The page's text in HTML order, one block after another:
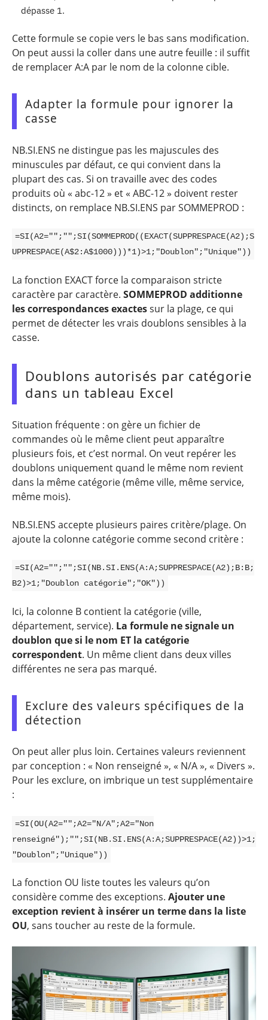
dépasse 1.
Cette formule se copie vers le bas sans modification.
On peut aussi la coller dans une autre feuille : il suffit
de remplacer A:A par le nom de la colonne cible.
Adapter la formule pour ignorer la
casse
NB.SI.ENS ne distingue pas les majuscules des
minuscules par défaut, ce qui convient dans la
plupart des cas. Si on travaille avec des codes
produits où « abc-12 » et « ABC-12 » doivent rester
distincts, on remplace NB.SI.ENS par SOMMEPROD :
=SI(A2="";"";SI(SOMMEPROD((EXACT(SUPPRESPACE(A2);S
UPPRESPACE(A$2:A$1000)))*1)>1;"Doublon";"Unique"))
La fonction EXACT force la comparaison stricte
caractère par caractère. SOMMEPROD additionne
les correspondances exactessur la plage, ce qui
permet de détecter les vrais doublons sensibles à la
casse.
Doublons autorisés par catégorie
dans un tableau Excel
Situation fréquente : on gère un fichier de
commandes où le même client peut apparaître
plusieurs fois, et c’est normal. On veut repérer les
doublons uniquement quand le même nom revient
dans la même catégorie (même ville, même service,
même mois).
NB.SI.ENS accepte plusieurs paires critère/plage. On
ajoute la colonne catégorie comme second critère :
=SI(A2="";"";SI(NB.SI.ENS(A:A;SUPPRESPACE(A2);B:B;
B2)>1;"Doublon catégorie";"OK"))
Ici, la colonne B contient la catégorie (ville,
département, service). La formule ne signale un
doublon que si le nom ET la catégorie
correspondent. Un même client dans deux villes
différentes ne sera pas marqué.
Exclure des valeurs spécifiques de la
détection
On peut aller plus loin. Certaines valeurs reviennent
par conception : « Non renseigné », « N/A », « Divers ».
Pour les exclure, on imbrique un test supplémentaire
:
=SI(OU(A2="";A2="N/A";A2="Non
renseigné");"";SI(NB.SI.ENS(A:A;SUPPRESPACE(A2))>1;
"Doublon";"Unique"))
La fonction OU liste toutes les valeurs qu’on
considère comme des exceptions. Ajouter une
exception revient à insérer un terme dans la liste
OU, sans toucher au reste de la formule.